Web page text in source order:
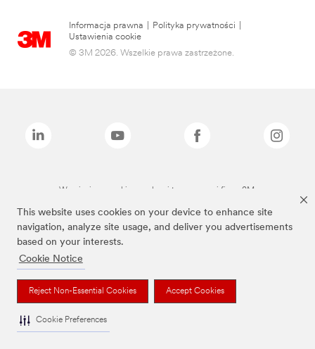
This website uses cookies on your device to enhance site
navigation, analyze site usage, and deliver you advertisements
based on your interests.
Cookie Notice
Reject Non-Essential Cookies Accept Cookies
Cookie Preferences
Informacja prawna Polityka prywatności
Ustawienia cookie
© 3M 2026. Wszelkie prawa zastrzeżone.
Wymienione marki są znakami towarowymi firmy 3M.